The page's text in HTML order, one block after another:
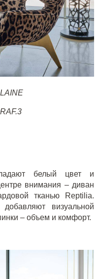
белый цвет и
внимания – диван
тканью Reptilia.
визуальной
– объем и комфорт.